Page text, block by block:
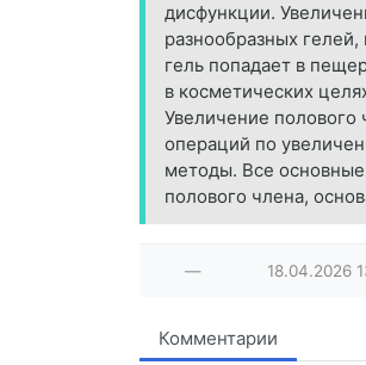
дисфункции.
разнообразных
гель попадает в
в косметических
Увеличение полового
операций по
методы. Все
полового члена,
— 18.04.2026
Комментарии